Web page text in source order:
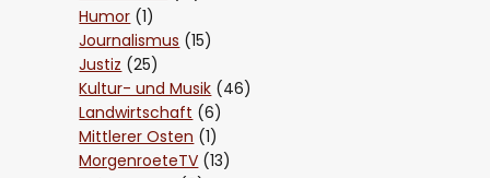
Humor (1)
Journalismus (15)
Justiz (25)
Kultur- und Musik (46)
Landwirtschaft (6)
Mittlerer Osten (1)
MorgenroeteTV (13)